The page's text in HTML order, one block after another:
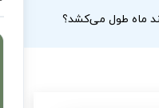
ماه طول می‌کشد؟